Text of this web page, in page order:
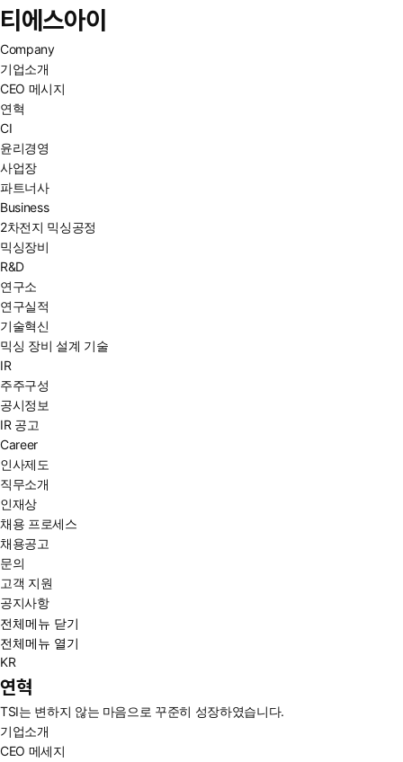
티에스아이
Company
기업소개
CEO 메시지
연혁
CI
윤리경영
사업장
파트너사
Business
2차전지 믹싱공정
믹싱장비
R&D
연구소
연구실적
기술혁신
믹싱 장비 설계 기술
IR
주주구성
공시정보
IR 공고
Career
인사제도
직무소개
인재상
채용 프로세스
채용공고
문의
고객 지원
공지사항
전체메뉴 닫기
전체메뉴 열기
KR
연혁
TSI는 변하지 않는 마음으로 꾸준히 성장하였습니다.
기업소개
CEO 메세지